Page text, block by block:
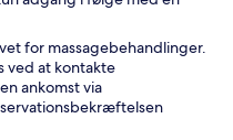
for massagebehandlinger.
ved at kontakte
ankomst via